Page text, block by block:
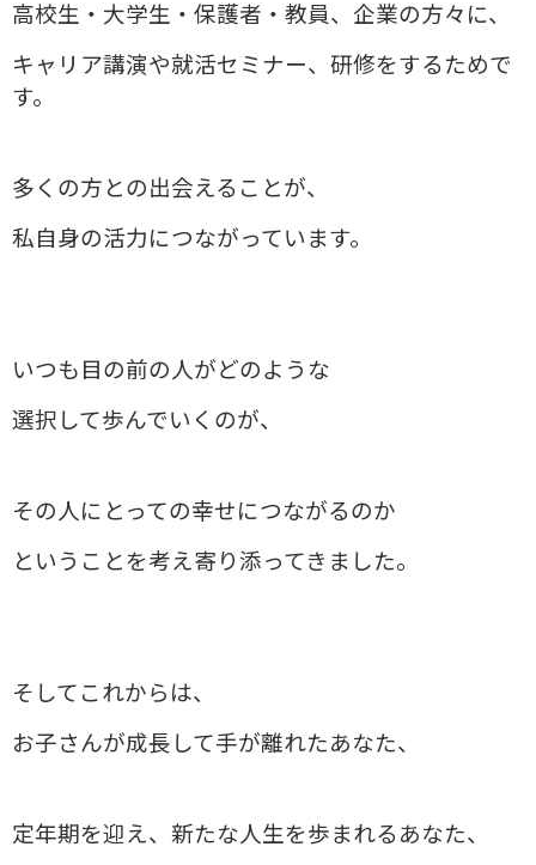
高校生・大学生・保護者・教員、企業の方々に、
キャリア講演や就活セミナー、研修をするためで
す。
多くの方との出会えることが、
私自身の活力につながっています。
いつも目の前の人がどのような
選択して歩んでいくのが、
その人にとっての幸せにつながるのか
ということを考え寄り添ってきました。
そしてこれからは、
お子さんが成長して手が離れたあなた、
定年期を迎え、新たな人生を歩まれるあなた、